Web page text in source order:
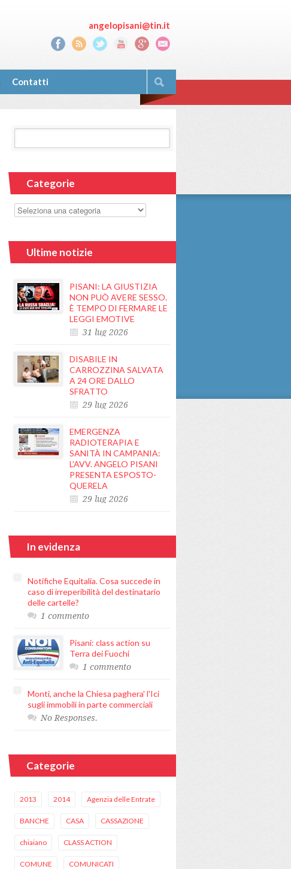
angelopisani@tin.it
Contatti
Categorie
Ultime notizie
PISANI: LA GIUSTIZIA
NON PUÒ AVERE SESSO.
È TEMPO DI FERMARE LE
LEGGI EMOTIVE
31 lug 2026
DISABILE IN
CARROZZINA SALVATA
A 24 ORE DALLO
SFRATTO
29 lug 2026
EMERGENZA
RADIOTERAPIA E
SANITÀ IN CAMPANIA:
L’AVV. ANGELO PISANI
PRESENTA ESPOSTO-
QUERELA
29 lug 2026
In evidenza
Notifiche Equitalia. Cosa succede in
caso di irreperibilità del destinatario
delle cartelle?
1 commento
Pisani: class action su
Terra dei Fuochi
1 commento
Monti, anche la Chiesa paghera' l'Ici
sugli immobili in parte commerciali
No Responses.
Categorie
2013 2014 Agenzia delle Entrate
BANCHE CASA CASSAZIONE
chiaiano CLASS ACTION
COMUNE COMUNICATI